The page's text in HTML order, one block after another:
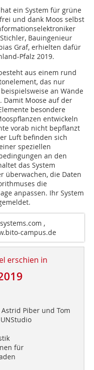
ein System für grüne
und dank Moos selbst
Bauingenieur
Graf, erhielten dafür
Pfalz 2019.
aus einem rund
das nur
an Wände
Damit Moose auf der
besondere
entwickeln
vorab nicht bepflanzt
Luft befinden sich
speziellen
an den
das System
überwachen, die Daten
die
anpassen. Ihr System
,
campus.de
erschien in
Piber und Tom
für